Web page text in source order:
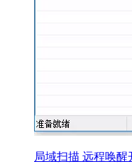
局域扫描 远程唤